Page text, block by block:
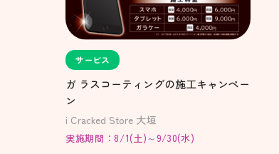
サービス
ガ ラスコーティングの施工キャンペー
ン
i Cracked Store 大垣
実施期間：8/1(土)～9/30(水)